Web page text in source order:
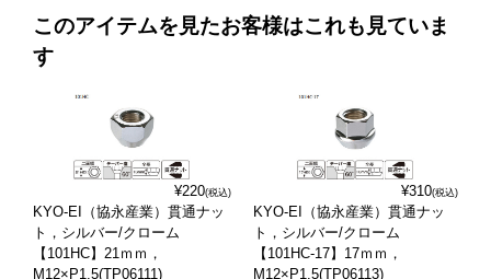
このアイテムを見たお客様はこれも見ていま
す
¥220(税込)
KYO-EI（協永産業）貫通ナッ
ト，シルバー/クローム
【101HC】21ｍｍ，
M12×P1.5(TP06111)
¥310(税込)
KYO-EI（協永産業）貫通ナッ
ト，シルバー/クローム
【101HC-17】17ｍｍ，
M12×P1.5(TP06113)